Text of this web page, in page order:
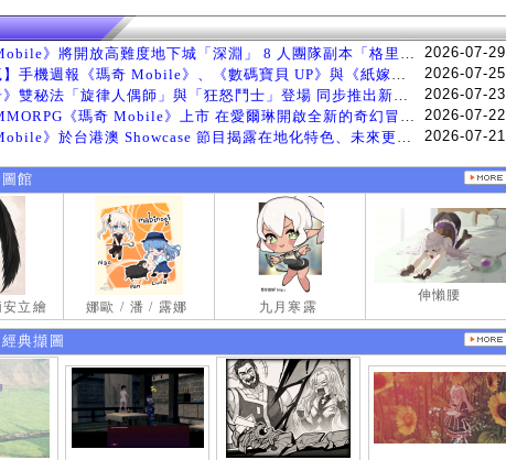
《瑪奇 Mobile》將開放高難度地下城「深淵」 8 人團隊副本「格里斯貝恩」將於 8 月 5 日登場
2026-07-29
【電玩瘋】手機週報《瑪奇 Mobile》、《數碼寶貝 UP》與《紙嫁衣 9 羅浮夢》等遊戲
2026-07-25
《新瑪奇》雙秘法「旋律人偶師」與「狂怒鬥士」登場 同步推出新系統「神秘工坊」
2026-07-23
跨平台 MMORPG《瑪奇 Mobile》上市 在愛爾琳開啟全新的奇幻冒險生活
2026-07-22
《瑪奇 Mobile》於台港澳 Showcase 節目揭露在地化特色、未來更新計畫等內容 首次公開台灣動畫
2026-07-21
館
立繪 娜歐 / 潘 / 露娜 九月寒露
伸懶腰
典擷圖